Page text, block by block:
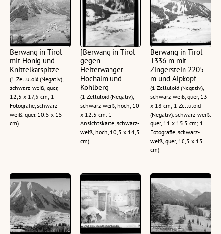
Berwang in Tirol
mit Hönig und
Knittelkarspitze
(1 Zelluloid (Negativ),
schwarz-weiß, quer,
12,5 x 17,5 cm; 1
Fotografie, schwarz-
weiß, quer, 10,5 x 15
cm)
[Berwang in Tirol
gegen
Heiterwanger
Hochalm und
Kohlberg]
(1 Zelluloid (Negativ),
schwarz-weiß, hoch, 10
x 12,5 cm; 1
Ansichtskarte, schwarz-
weiß, hoch, 10,5 x 14,5
cm)
Berwang in Tirol
1336 m mit
Zingerstein 2205
m und Alpkopf
(1 Zelluloid (Negativ),
schwarz-weiß, quer, 13
x 18 cm; 1 Zelluloid
(Negativ), schwarz-weiß,
quer, 11 x 15,5 cm; 1
Fotografie, schwarz-
weiß, quer, 10,5 x 15
cm)